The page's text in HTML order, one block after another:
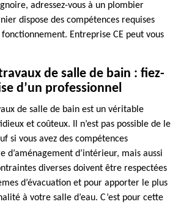
adressez-vous à un plombier
dispose des compétences requises
Entreprise CE peut vous
de salle de bain : fiez-
d’un professionnel
de salle de bain est un véritable
et coûteux. Il n’est pas possible de le
si vous avez des compétences
d’aménagement d’intérieur, mais aussi
diverses doivent être respectées
d’évacuation et pour apporter le plus
à votre salle d’eau. C’est pour cette